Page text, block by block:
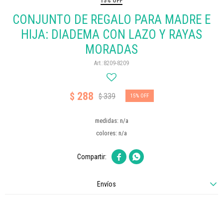
CONJUNTO DE REGALO PARA MADRE E
HIJA: DIADEMA CON LAZO Y RAYAS
MORADAS
8209-8209
$ 288 $339 15
medidas: n/a
colores: n/a
 
Envíos